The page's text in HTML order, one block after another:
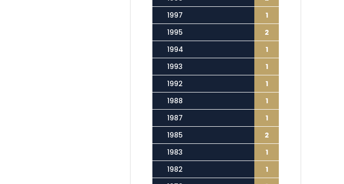
1997
1
1995
2
1994
1
1993
1
1992
1
1988
1
1987
1
1985
2
1983
1
1982
1